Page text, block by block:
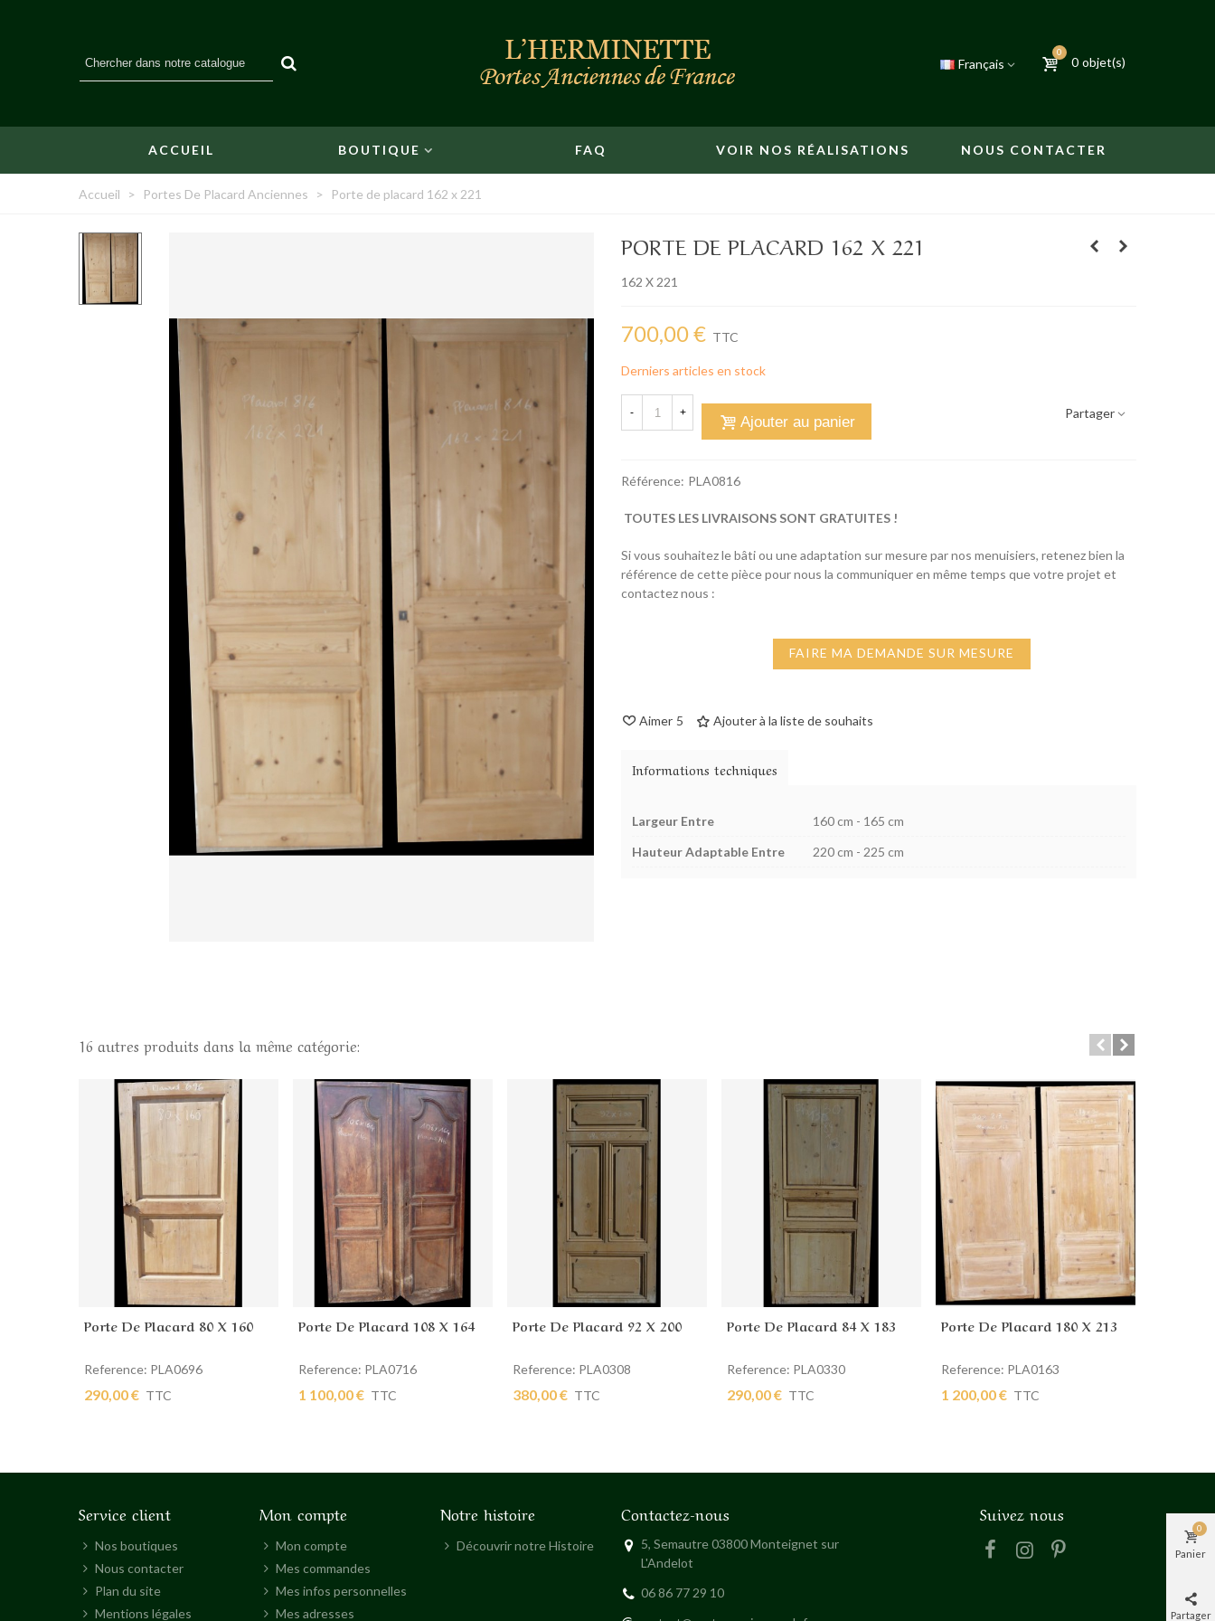
Français
0
0 objet(s)
ACCUEIL BOUTIQUE FAQ VOIR NOS RÉALISATIONS NOUS CONTACTER
Accueil > Portes De Placard Anciennes > Porte de placard 162 x 221
PORTE DE PLACARD 162 X 221
162 X 221
700,00 € TTC
Derniers articles en stock
- +
Ajouter au panier
Partager
Référence: PLA0816
TOUTES LES LIVRAISONS SONT GRATUITES !
Si vous souhaitez le bâti ou une adaptation sur mesure par nos menuisiers, retenez bien la
référence de cette pièce pour nous la communiquer en même temps que votre projet et
contactez nous :
FAIRE MA DEMANDE SUR MESURE
Aimer 5 Ajouter à la liste de souhaits
Informations techniques
Largeur Entre
160 cm - 165 cm
Hauteur Adaptable Entre
220 cm - 225 cm
16 autres produits dans la même catégorie:
Ajouter au panier
Porte De Placard 80 X 160
Reference: PLA0696
290,00 € TTC
Ajouter au panier
Porte De Placard 108 X 164
Reference: PLA0716
1 100,00 € TTC
Ajouter au panier
Porte De Placard 92 X 200
Reference: PLA0308
380,00 € TTC
Ajouter au panier
Porte De Placard 84 X 183
Reference: PLA0330
290,00 € TTC
Ajouter au panier
Porte De Placard 180 X 213
Reference: PLA0163
1 200,00 € TTC
Service client
Nos boutiques
Nous contacter
Plan du site
Mentions légales
Mon compte
Mon compte
Mes commandes
Mes infos personnelles
Mes adresses
Notre histoire
Découvrir notre Histoire
Contactez-nous
5, Semautre 03800 Monteignet sur
L'Andelot
06 86 77 29 10
Suivez nous
Panier
0
Partager